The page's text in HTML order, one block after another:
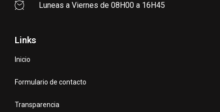
Luneas a Viernes de 08H00 a 16H45
Links
Inicio
Formulario de contacto
Transparencia